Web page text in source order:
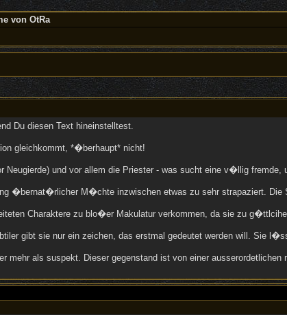
von OtRa
Du diesen Text hineinstelltest.
gleichkommt, *�berhaupt* nicht!
Neugierde) und vor allem die Priester - was sucht eine v�llig
�bernat�rlicher M�chte inzwischen etwas zu sehr strapaziert.
Charaktere zu blo�er Makulatur verkommen, da sie zu
gibt sie nur ein zeichen, das erstmal gedeutet werden will. Sie
mehr als suspekt. Dieser gegenstand ist von einer